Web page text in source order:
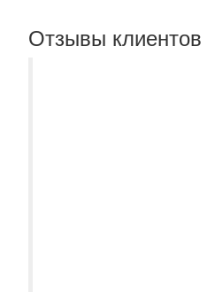
Отзывы клиентов